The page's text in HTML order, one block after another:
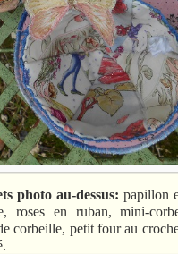
photo au-dessus: papillon
roses en ruban, mini-
corbeille, petit four au